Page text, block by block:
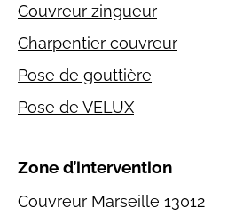
Couvreur zingueur
Charpentier couvreur
Pose de gouttière
Pose de VELUX
Zone d’intervention
Couvreur Marseille 13012